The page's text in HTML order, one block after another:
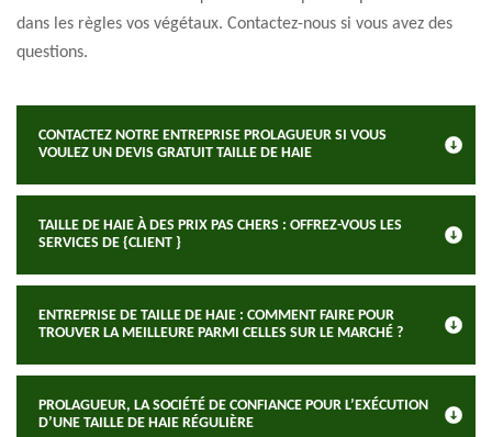
dans les règles vos végétaux. Contactez-nous si vous avez des
questions.
CONTACTEZ NOTRE ENTREPRISE PROLAGUEUR SI VOUS
VOULEZ UN DEVIS GRATUIT TAILLE DE HAIE
TAILLE DE HAIE À DES PRIX PAS CHERS : OFFREZ-VOUS LES
SERVICES DE {CLIENT }
ENTREPRISE DE TAILLE DE HAIE : COMMENT FAIRE POUR
TROUVER LA MEILLEURE PARMI CELLES SUR LE MARCHÉ ?
PROLAGUEUR, LA SOCIÉTÉ DE CONFIANCE POUR L’EXÉCUTION
D’UNE TAILLE DE HAIE RÉGULIÈRE